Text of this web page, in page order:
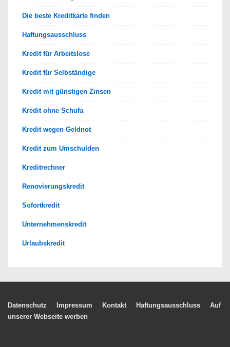
Die beste Kreditkarte finden
Haftungsausschluss
Kredit für Arbeitslose
Kredit für Selbständige
Kredit mit günstigen Zinsen
Kredit ohne Schufa
Kredit wegen Geldnot
Kredit zum Umschulden
Kreditrechner
Renovierungskredit
Sofortkredit
Unternehmenskredit
Urlaubskredit
Footer-
Datenschutz Impressum Kontakt Haftungsausschluss
Auf
unserer Webseite werben